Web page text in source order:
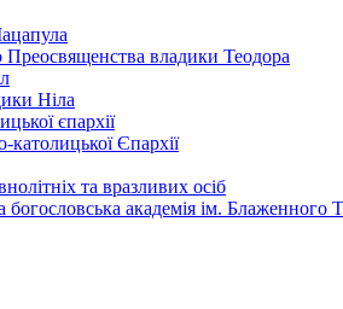
владики Теодора
Ніла
єпархії
католицької Єпархії
та вразливих осіб
академія ім. Блаженного